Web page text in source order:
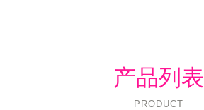
产品列表
PRODUCT